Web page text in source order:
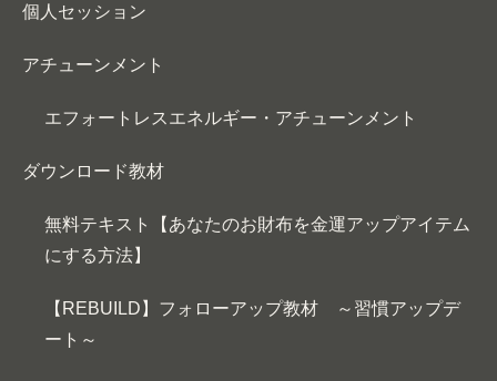
個人セッション
アチューンメント
エフォートレスエネルギー・アチューンメント
ダウンロード教材
無料テキスト【あなたのお財布を金運アップアイテム
にする方法】
【REBUILD】フォローアップ教材 ～習慣アップデ
ート～